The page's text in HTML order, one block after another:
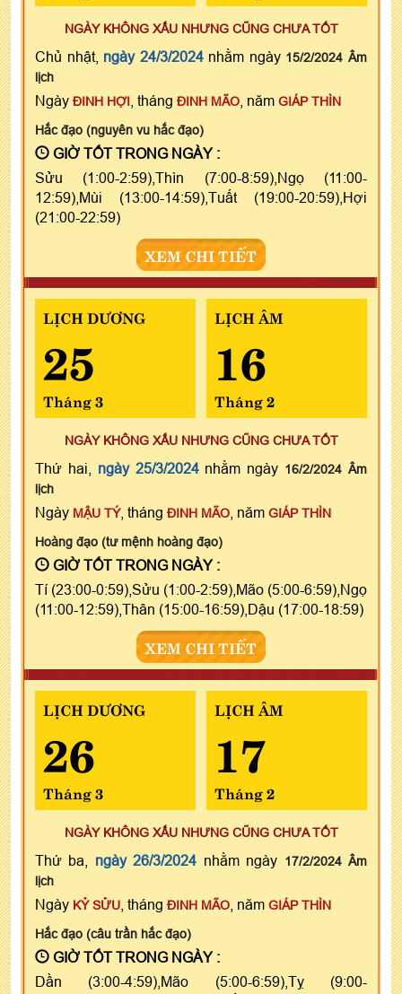
NGÀY KHÔNG XẤU NHƯNG CŨNG CHƯA TỐT
Chủ nhật, ngày 24/3/2024nhằm ngày 15/2/2024 Âm
lịch
Ngày ĐINH HỢI , tháng ĐINH MÃO , năm GIÁP THÌN
Hắc đạo (nguyên vu hắc đạo)
GIỜ TỐT TRONG NGÀY :
Sửu (1:00-2:59),Thìn (7:00-8:59),Ngọ (11:00-
12:59),Mùi (13:00-14:59),Tuất (19:00-20:59),Hợi
(21:00-22:59)
XEM CHI TIẾT
LỊCH DƯƠNG
25
Tháng 3
LỊCH ÂM
16
Tháng 2
NGÀY KHÔNG XẤU NHƯNG CŨNG CHƯA TỐT
Thứ hai, ngày 25/3/2024nhằm ngày 16/2/2024 Âm
lịch
Ngày MẬU TÝ, tháng ĐINH MÃO , năm GIÁP THÌN
Hoàng đạo (tư mệnh hoàng đạo)
GIỜ TỐT TRONG NGÀY :
Tí (23:00-0:59),Sửu (1:00-2:59),Mão (5:00-6:59),Ngọ
(11:00-12:59),Thân (15:00-16:59),Dậu (17:00-18:59)
XEM CHI TIẾT
LỊCH DƯƠNG
26
Tháng 3
LỊCH ÂM
17
Tháng 2
NGÀY KHÔNG XẤU NHƯNG CŨNG CHƯA TỐT
Thứ ba, ngày 26/3/2024 nhằm ngày 17/2/2024 Âm
lịch
Ngày KỶ SỬU , tháng ĐINH MÃO , năm GIÁP THÌN
Hắc đạo (câu trần hắc đạo)
GIỜ TỐT TRONG NGÀY :
Dần (3:00-4:59),Mão (5:00-6:59),Tỵ (9:00-